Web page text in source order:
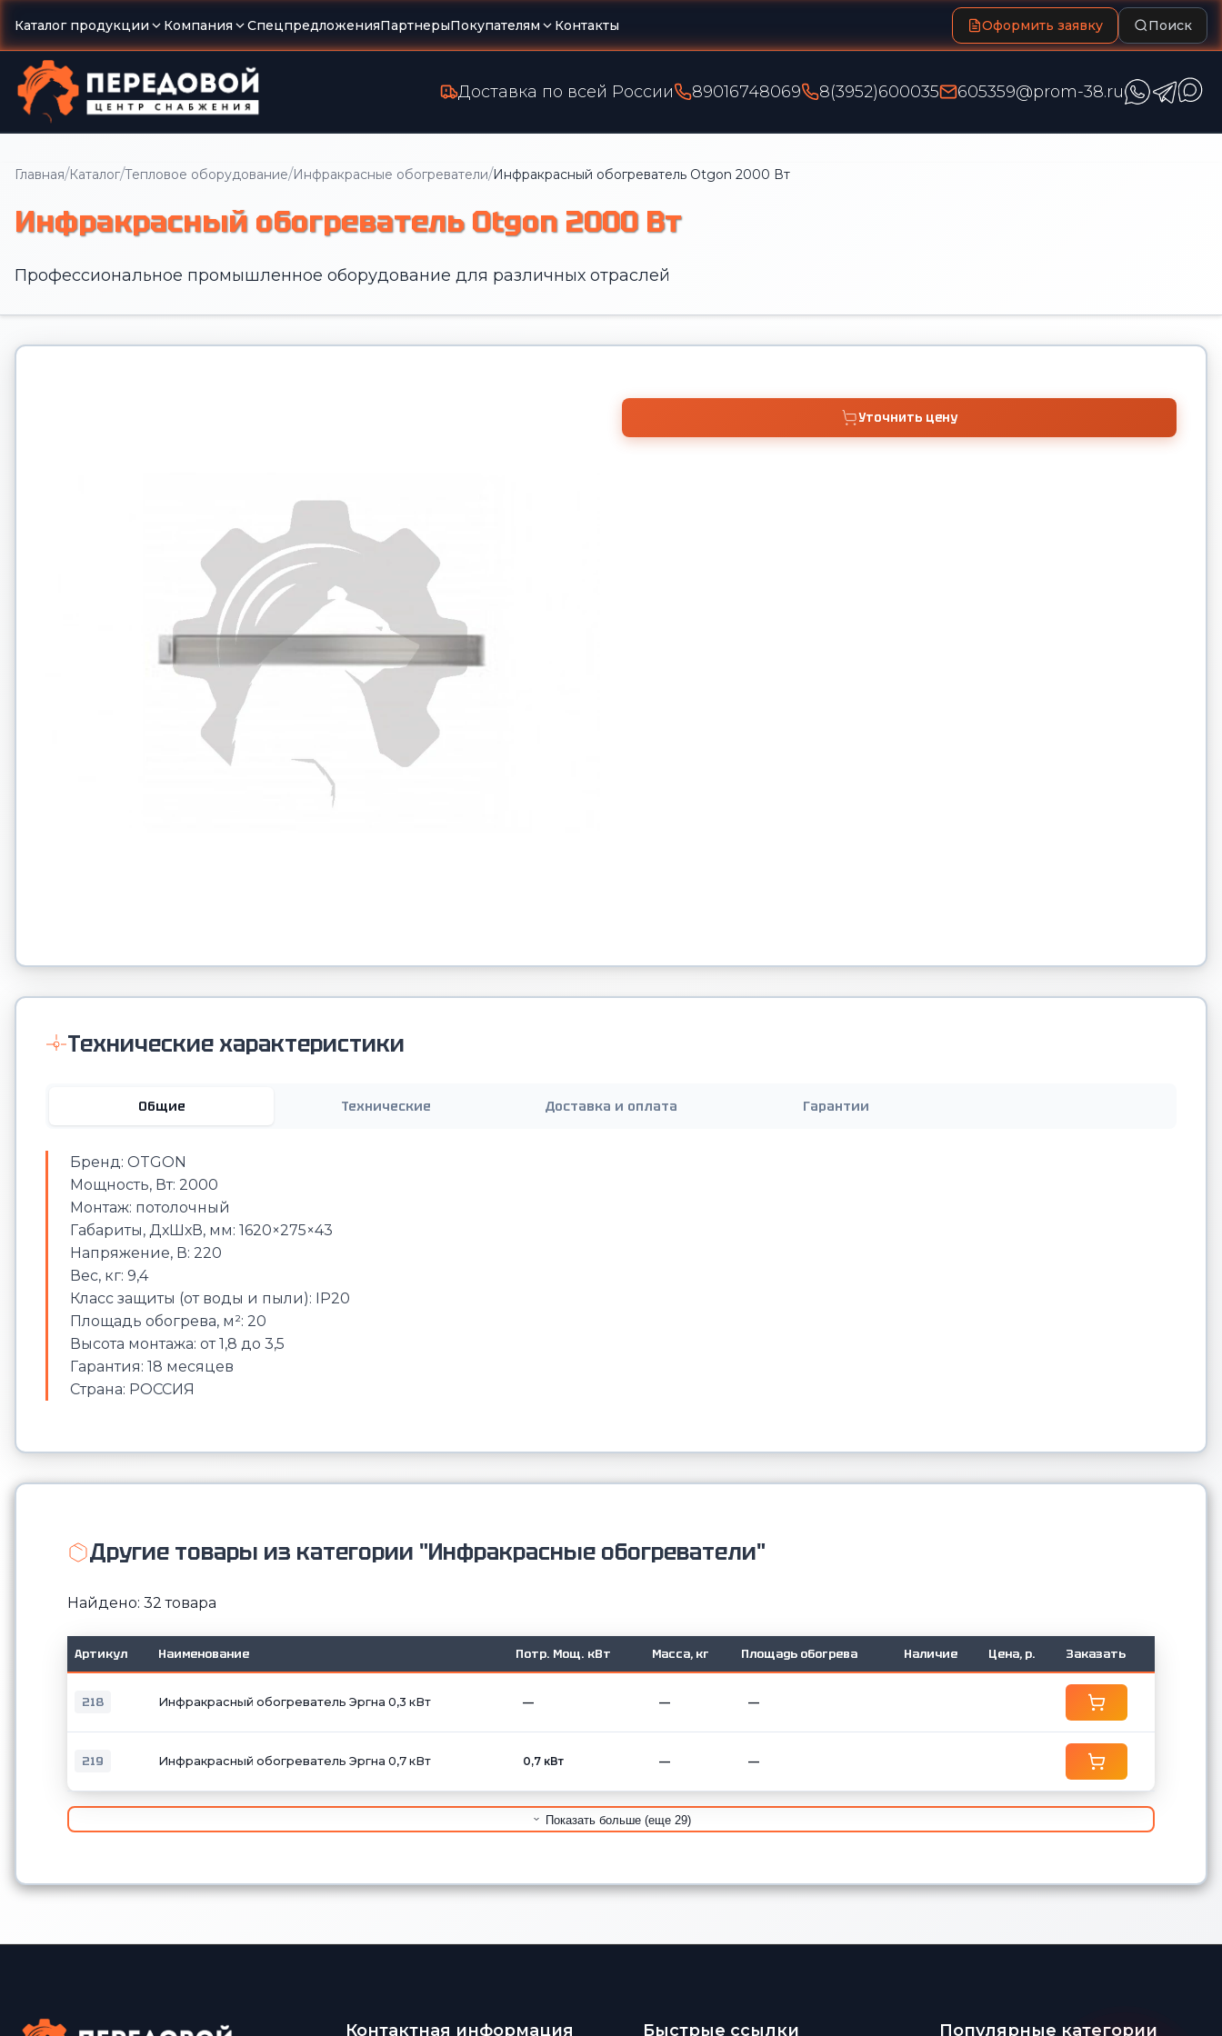
Каталог продукции Компания СпецпредложенияПартнерыПокупателям Контакты Оформить заявку Поиск
Доставка по всей России 89016748069 8(3952)600035 605359@prom-38.ru
Главная/Каталог/Тепловое оборудование/Инфракрасные обогреватели/Инфракрасный обогреватель Otgon 2000 Вт
Инфракрасный обогреватель Otgon 2000 Вт
Профессиональное промышленное оборудование для различных отраслей
Уточнить цену
Технические характеристики
Общие Технические Доставка и оплата Гарантии
Бренд: OTGON
Мощность, Вт: 2000
Монтаж: потолочный
Габариты, ДхШхВ, мм: 1620×275×43
Напряжение, В: 220
Вес, кг: 9,4
Класс защиты (от воды и пыли): IP20
Площадь обогрева, м²: 20
Высота монтажа: от 1,8 до 3,5
Гарантия: 18 месяцев
Страна: РОССИЯ
Другие товары из категории "Инфракрасные обогреватели"
Найдено: 32 товара
Артикул Наименование Потр. Мощ. кВт Масса, кг Площадь обогрева Наличие Цена, р. Заказать
218 Инфракрасный обогреватель Эргна 0,3 кВт — — —
219 Инфракрасный обогреватель Эргна 0,7 кВт 0,7 кВт — —
Показать больше (еще 29)
Контактная информация Быстрые ссылки Популярные категории